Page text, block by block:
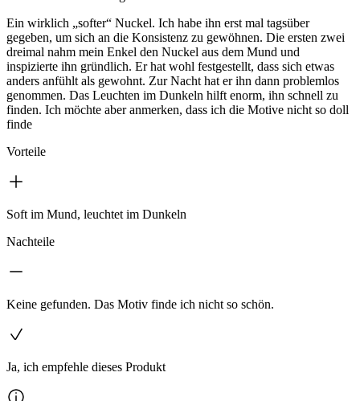
Ein wirklich „softer“ Nuckel. Ich habe ihn erst mal tagsüber
gegeben, um sich an die Konsistenz zu gewöhnen. Die ersten zwei
dreimal nahm mein Enkel den Nuckel aus dem Mund und
inspizierte ihn gründlich. Er hat wohl festgestellt, dass sich etwas
anders anfühlt als gewohnt. Zur Nacht hat er ihn dann problemlos
genommen. Das Leuchten im Dunkeln hilft enorm, ihn schnell zu
finden. Ich möchte aber anmerken, dass ich die Motive nicht so doll
finde
Vorteile
Soft im Mund, leuchtet im Dunkeln
Nachteile
Keine gefunden. Das Motiv finde ich nicht so schön.
Ja, ich empfehle dieses Produkt